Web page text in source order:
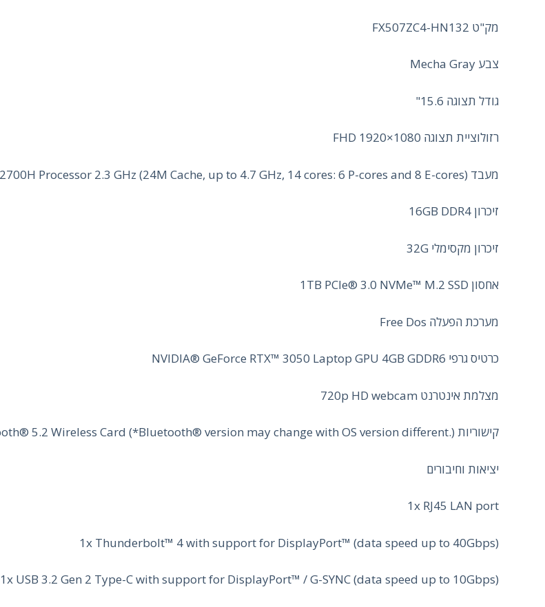
מק"ט FX507ZC4-HN132
צבע Mecha Gray
גודל תצוגה 15.6"
רזולוציית תצוגה FHD 1920×1080
מעבד 12th Gen Intel® Core™ i7-12700H Processor 2.3 GHz (24M Cache, up to 4.7 GHz, 14 cores: 6 P-cores and 8 E-cores)
זיכרון 16GB DDR4
זיכרון מקסימלי 32G
אחסון 1TB PCIe® 3.0 NVMe™ M.2 SSD
מערכת הפעלה Free Dos
כרטיס גרפי NVIDIA® GeForce RTX™ 3050 Laptop GPU 4GB GDDR6
מצלמת אינטרנט 720p HD webcam
קישוריות Wi-Fi 6(802.11ax) (Dual band) 2*2 + Bluetooth® 5.2 Wireless Card (*Bluetooth® version may change with OS version different.)
יציאות וחיבורים
1x RJ45 LAN port
1x Thunderbolt™ 4 with support for DisplayPort™ (data speed up to 40Gbps)
1x USB 3.2 Gen 2 Type-C with support for DisplayPort™ / G-SYNC (data speed up to 10Gbps)